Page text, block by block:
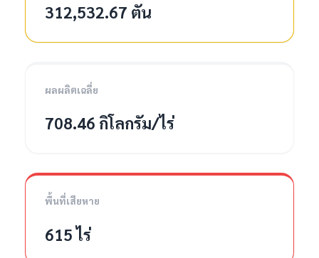
312,532.67 ตัน
ผลผลิตเฉลี่ย
708.46 กิโลกรัม/ไร่
พื้นที่เสียหาย
615 ไร่